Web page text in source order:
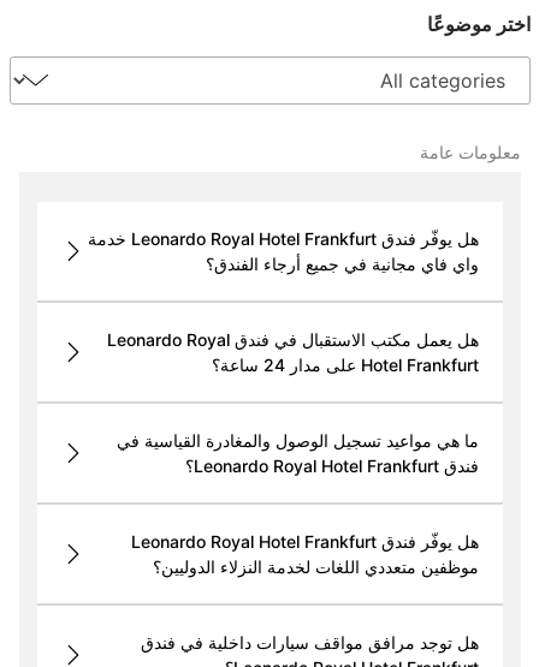
اختر موضوعًا
معلومات عامة
هل يوفّر فندق Leonardo Royal Hotel Frankfurt خدمة
واي فاي مجانية في جميع أرجاء الفندق؟
هل يعمل مكتب الاستقبال في فندق Leonardo Royal
Hotel Frankfurt على مدار 24 ساعة؟
ما هي مواعيد تسجيل الوصول والمغادرة القياسية في
فندق Leonardo Royal Hotel Frankfurt؟
هل يوفّر فندق Leonardo Royal Hotel Frankfurt
موظفين متعددي اللغات لخدمة النزلاء الدوليين؟
هل توجد مرافق مواقف سيارات داخلية في فندق